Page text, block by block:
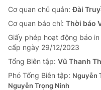
Giải sao mai
Làm đẹp
Chất lượng cuộc sống
Tuyển sinh
Học trực tuyến
Công nghệ
Hitech Công nghệ tương
Sản phẩm
Thị trường
Giao lưu trực tuyến
Lịch phát sóng
Cơ quan chủ quản:Đài
Cơ quan báo chí: Thời báo
Giấy phép hoạt động báo
cấp ngày 29/12/2023
Tổng Biên tập: Vũ Thanh
Phó Tổng Biên tập: Nguyễn
Nguyễn Trọng Ninh